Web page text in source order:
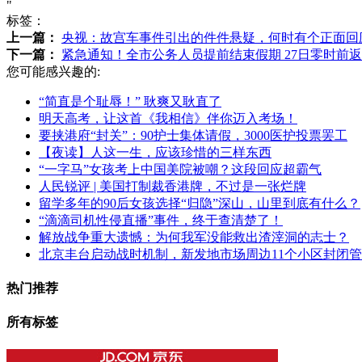
"
标签：
上一篇： 央视：故宫车事件引出的件件悬疑，何时有个正面回
下一篇：
紧急通知！全市公务人员提前结束假期 27日零时前
您可能感兴趣的:
“简直是个耻辱！” 耿爽又耿直了
明天高考，让这首《我相信》伴你迈入考场！
要挟港府“封关”：90护士集体请假，3000医护投票罢工
【夜读】人这一生，应该珍惜的三样东西
“一字马”女孩考上中国美院被嘲？这段回应超霸气
人民锐评 | 美国打制裁香港牌，不过是一张烂牌
留学多年的90后女孩选择“归隐”深山，山里到底有什么？
“滴滴司机性侵直播”事件，终于查清楚了！
解放战争重大遗憾：为何我军没能救出渣滓洞的志士？
北京丰台启动战时机制，新发地市场周边11个小区封闭
热门推荐
所有标签